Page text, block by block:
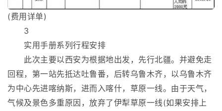
(费用详单)
3
实用手册系列行程安排
此次主要以西安为根据地出发，先行北疆。并避免走
回程，第一站先抵达吐鲁番，后转乌鲁木齐，以乌鲁木齐
为中心先进喀纳斯，进而入喀什，草原一线。由于天气，
气候及景色多重原因，放弃了伊犁草原一线(如果安排上